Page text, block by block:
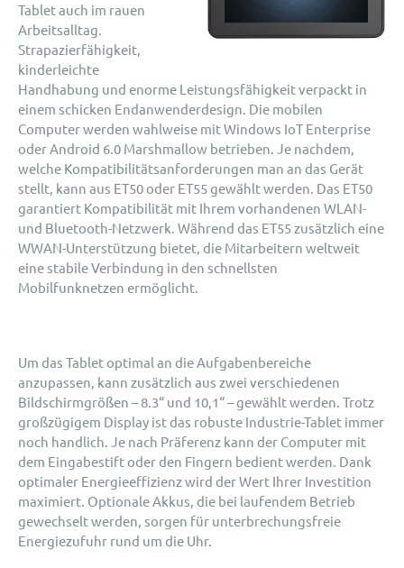
Tablet auch im rauen
Arbeitsalltag.
Strapazierfähigkeit,
kinderleichte
Handhabung und enorme Leistungsfähigkeit verpackt in
einem schicken Endanwenderdesign. Die mobilen
Computer werden wahlweise mit Windows IoT Enterprise
oder Android 6.0 Marshmallow betrieben. Je nachdem,
welche Kompatibilitätsanforderungen man an das Gerät
stellt, kann aus ET50 oder ET55 gewählt werden. Das ET50
garantiert Kompatibilität mit Ihrem vorhandenen WLAN-
und Bluetooth-Netzwerk. Während das ET55 zusätzlich eine
WWAN-Unterstützung bietet, die Mitarbeitern weltweit
eine stabile Verbindung in den schnellsten
Mobilfunknetzen ermöglicht.
Um das Tablet optimal an die Aufgabenbereiche
anzupassen, kann zusätzlich aus zwei verschiedenen
Bildschirmgrößen – 8.3“ und 10,1“ – gewählt werden. Trotz
großzügigem Display ist das robuste Industrie-Tablet immer
noch handlich. Je nach Präferenz kann der Computer mit
dem Eingabestift oder den Fingern bedient werden. Dank
optimaler Energieeffizienz wird der Wert Ihrer Investition
maximiert. Optionale Akkus, die bei laufendem Betrieb
gewechselt werden, sorgen für unterbrechungsfreie
Energiezufuhr rund um die Uhr.